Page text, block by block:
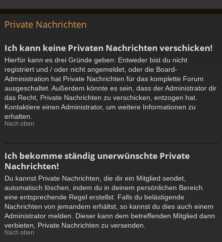
Private Nachrichten
Ich kann keine Privaten Nachrichten verschicken!
Hierfür kann es drei Gründe geben: Entweder bist du nicht
registriert und / oder nicht angemeldet, oder die Board-
Administration hat Private Nachrichten für das komplette Forum
ausgeschaltet. Außerdem könnte es sein, dass der Administrator dir
das Recht, Private Nachrichten zu verschicken, entzogen hat.
Kontaktiere einen Administrator, um weitere Informationen zu
erhalten.
Nach oben
Ich bekomme ständig unerwünschte Private
Nachrichten!
Du kannst Private Nachrichten, die dir ein Mitglied sendet,
automatisch löschen, indem du in deinem persönlichen Bereich
eine entsprechende Regel erstellst. Falls du belästigende
Nachrichten von jemandem erhältst, so kannst du dies auch einem
Administrator melden. Dieser kann dem betreffenden Mitglied dann
verbieten, Private Nachrichten zu versenden.
Nach oben